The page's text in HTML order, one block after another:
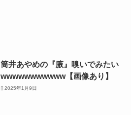
筒井あやめの『腋』嗅いでみたい
wwwwwwwwwww【画像あり】
2025年1月9日